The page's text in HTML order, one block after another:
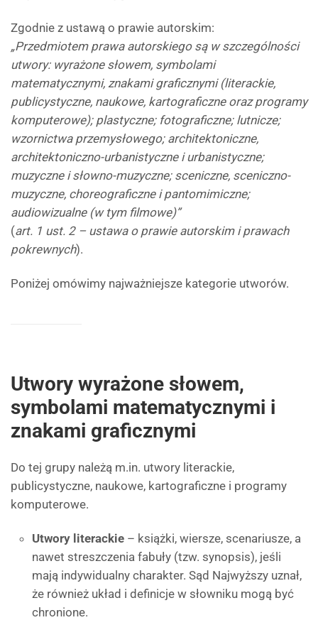
Zgodnie z ustawą o prawie autorskim:
„Przedmiotem prawa autorskiego są w szczególności
utwory: wyrażone słowem, symbolami
matematycznymi, znakami graficznymi (literackie,
publicystyczne, naukowe, kartograficzne oraz programy
komputerowe); plastyczne; fotograficzne; lutnicze;
wzornictwa przemysłowego; architektoniczne,
architektoniczno-urbanistyczne i urbanistyczne;
muzyczne i słowno-muzyczne; sceniczne, sceniczno-
muzyczne, choreograficzne i pantomimiczne;
audiowizualne (w tym filmowe)”
(art. 1 ust. 2 – ustawa o prawie autorskim i prawach
pokrewnych).
Poniżej omówimy najważniejsze kategorie utworów.
Utwory wyrażone słowem,
symbolami matematycznymi i
znakami graficznymi
Do tej grupy należą m.in. utwory literackie,
publicystyczne, naukowe, kartograficzne i programy
komputerowe.
Utwory literackie – książki, wiersze, scenariusze, a
nawet streszczenia fabuły (tzw. synopsis), jeśli
mają indywidualny charakter. Sąd Najwyższy uznał,
że również układ i definicje w słowniku mogą być
chronione.